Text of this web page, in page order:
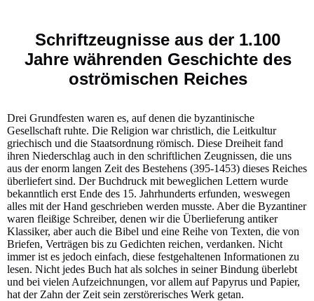
Schriftzeugnisse aus der 1.100
Jahre währenden Geschichte des
oströmischen Reiches
Drei Grundfesten waren es, auf denen die byzantinische
Gesellschaft ruhte. Die Religion war christlich, die Leitkultur
griechisch und die Staatsordnung römisch. Diese Dreiheit fand
ihren Niederschlag auch in den schriftlichen Zeugnissen, die uns
aus der enorm langen Zeit des Bestehens (395-1453) dieses Reiches
überliefert sind. Der Buchdruck mit beweglichen Lettern wurde
bekanntlich erst Ende des 15. Jahrhunderts erfunden, weswegen
alles mit der Hand geschrieben werden musste. Aber die Byzantiner
waren fleißige Schreiber, denen wir die Überlieferung antiker
Klassiker, aber auch die Bibel und eine Reihe von Texten, die von
Briefen, Verträgen bis zu Gedichten reichen, verdanken. Nicht
immer ist es jedoch einfach, diese festgehaltenen Informationen zu
lesen. Nicht jedes Buch hat als solches in seiner Bindung überlebt
und bei vielen Aufzeichnungen, vor allem auf Papyrus und Papier,
hat der Zahn der Zeit sein zerstörerisches Werk getan.